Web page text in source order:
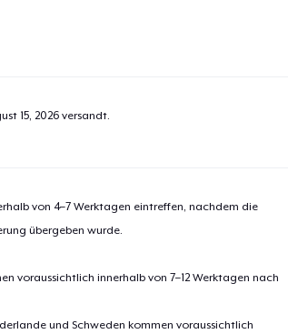
15, 2026versandt.
von 4–7 Werktagen eintreffen, nachdem die
übergeben wurde.
voraussichtlich innerhalb von 7–12 Werktagen nach
und Schweden kommen voraussichtlich